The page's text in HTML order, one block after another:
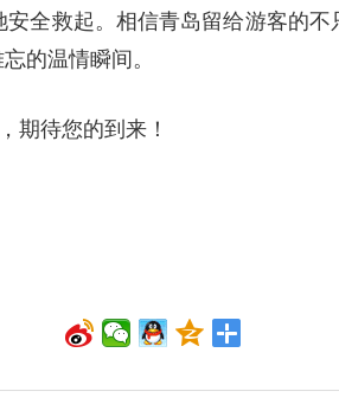
全救起。相信青岛留给游客的不
的温情瞬间。
期待您的到来！